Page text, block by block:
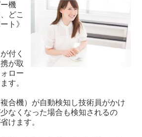
機
どこ
ト》
付く
が取
ロー
す。
合機）が自動検知し技術員がかけ
なくなった場合も検知されるの
けます。